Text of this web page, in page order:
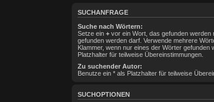
SUCHANFRAGE
Suche nach Wörtern:
Setze ein + vor ein Wort, das gefunden werden
gefunden werden darf. Verwende mehrere
Klammer, wenn nur eines der Wörter gefunden
Platzhalter für teilweise Übereinstimmungen.
Zu suchender Autor:
Benutze ein * als Platzhalter für teilweise
SUCHOPTIONEN